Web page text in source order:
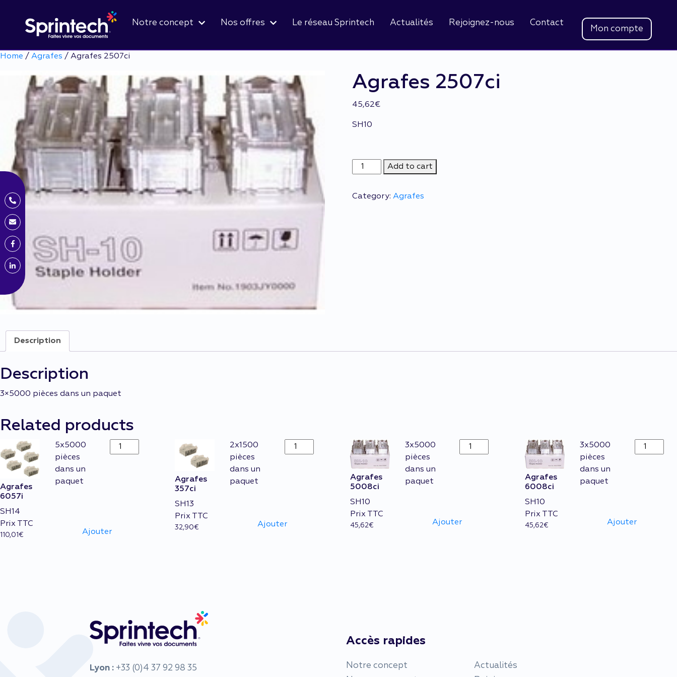
Notre concept Nos offres Le réseau Sprintech Actualités Rejoignez-nous Contact
Mon compte
Home / Agrafes / Agrafes 2507ci
Agrafes 2507ci
45,62€
SH10
Agrafes
2507ci
Add to cart
Category: Agrafes
Description
Description
3×5000 pièces dans un paquet
Related products
Agrafes
6057i
SH14
5x5000
pièces
dans un
paquet
Agrafes
6057i
Prix TTC
110,01€ Ajouter
Agrafes
357ci
SH13
2x1500
pièces
dans un
paquet
Agrafes
357ci
Prix TTC
32,90€ Ajouter
Agrafes
5008ci
SH10
3x5000
pièces
dans un
paquet
Agrafes
5008ci
Prix TTC
45,62€ Ajouter
Agrafes
6008ci
SH10
3x5000
pièces
dans un
paquet
Agrafes
6008ci
Prix TTC
45,62€ Ajouter
Lyon : +33 (0)4 37 92 98 35
Accès rapides
Notre concept
Actualités